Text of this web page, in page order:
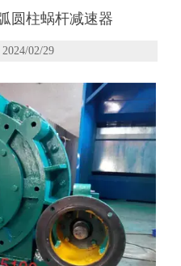
圆柱蜗杆减速器
02/29